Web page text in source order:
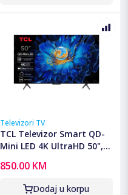
Televizori TV
TCL Televizor Smart QD-
Mini LED 4K UltraHD 50",
850.00 KM
Dodaj u korpu